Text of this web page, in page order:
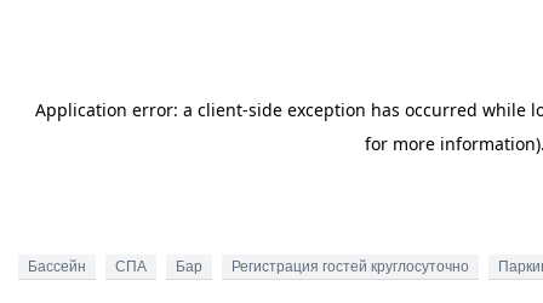
Бассейн СПА Бар Регистрация гостей круглосуточно